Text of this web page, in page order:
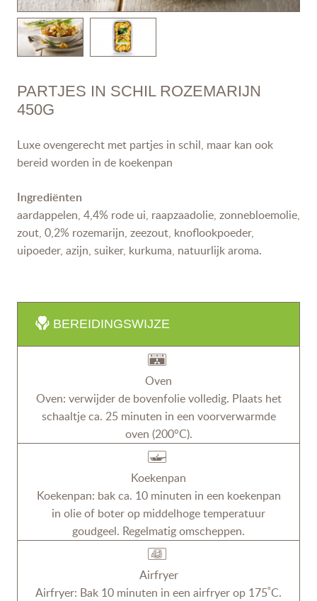
PARTJES IN SCHIL ROZEMARIJN
450G
Luxe ovengerecht met partjes in schil, maar kan ook
bereid worden in de koekenpan
Ingrediënten
aardappelen, 4,4% rode ui, raapzaadolie, zonnebloemolie,
zout, 0,2% rozemarijn, zeezout, knoflookpoeder,
uipoeder, azijn, suiker, kurkuma, natuurlijk aroma.
BEREIDINGSWIJZE
Oven
Oven: verwijder de bovenfolie volledig. Plaats het
schaaltje ca. 25 minuten in een voorverwarmde
oven (200°C).
Koekenpan
Koekenpan: bak ca. 10 minuten in een koekenpan
in olie of boter op middelhoge temperatuur
goudgeel. Regelmatig omscheppen.
Airfryer
Airfryer: Bak 10 minuten in een airfryer op 175˚C.